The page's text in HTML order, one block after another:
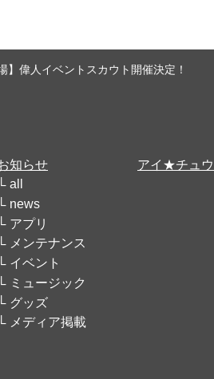
】偉人イベントスカウト開催決定！
知らせ
all
news
アプリ
メンテナンス
イベント
ミュージック
グッズ
メディア掲載
アイ★チュ